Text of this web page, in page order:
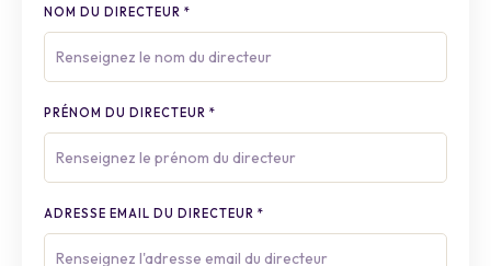
NOM DU DIRECTEUR *
PRÉNOM DU DIRECTEUR *
ADRESSE EMAIL DU DIRECTEUR *